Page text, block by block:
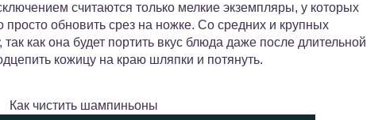
считаются только мелкие экземпляры, у которых
просто обновить срез на ножке. Со средних и крупных
как она будет портить вкус блюда даже после длительной
кожицу на краю шляпки и потянуть.